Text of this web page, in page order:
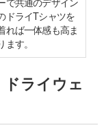
ドライTシャツを
れば一体感も高ま
ます。
ライウェ